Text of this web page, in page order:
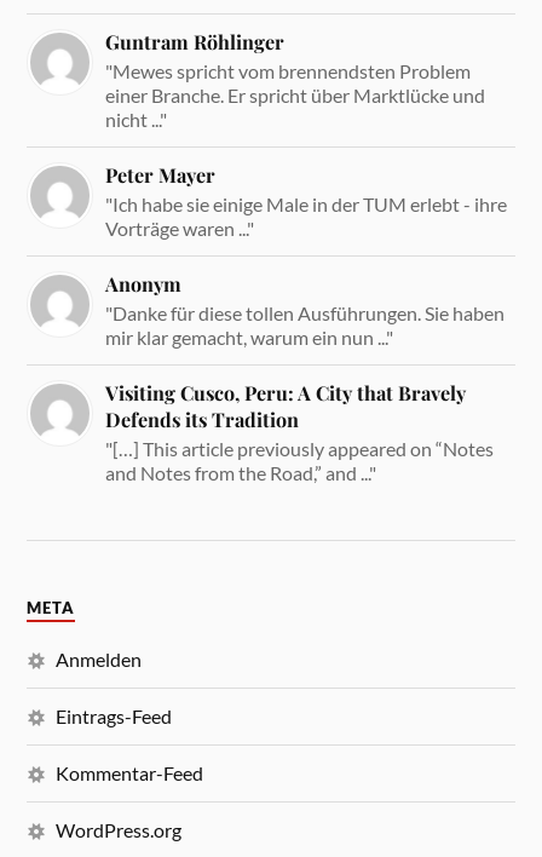
Guntram Röhlinger
"Mewes spricht vom brennendsten Problem
einer Branche. Er spricht über Marktlücke und
nicht ..."
Peter Mayer
"Ich habe sie einige Male in der TUM erlebt - ihre
Vorträge waren ..."
Anonym
"Danke für diese tollen Ausführungen. Sie haben
mir klar gemacht, warum ein nun ..."
Visiting Cusco, Peru: A City that Bravely
Defends its Tradition
"[…] This article previously appeared on “Notes
and Notes from the Road,” and ..."
META
Anmelden
Eintrags-Feed
Kommentar-Feed
WordPress.org